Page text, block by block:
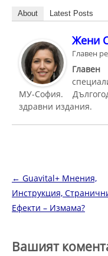
About Latest Posts
Жени
Главен
Главен
МУ-София.
здравни издания.
Навигация в
← Guavital+ Мнения,
Инструкция,
Ефекти – Измама?
Вашият